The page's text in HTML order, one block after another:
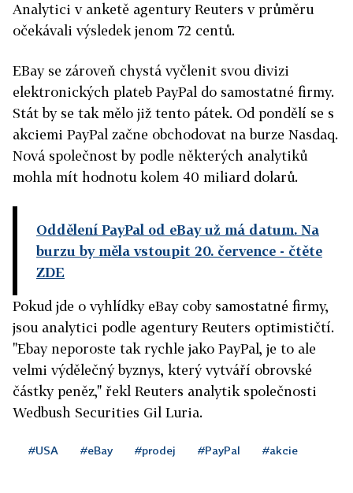
Analytici v anketě agentury Reuters v průměru
očekávali výsledek jenom 72 centů.
EBay se zároveň chystá vyčlenit svou divizi
elektronických plateb PayPal do samostatné firmy.
Stát by se tak mělo již tento pátek. Od pondělí se s
akciemi PayPal začne obchodovat na burze Nasdaq.
Nová společnost by podle některých analytiků
mohla mít hodnotu kolem 40 miliard dolarů.
Oddělení PayPal od eBay už má datum. Na
burzu by měla vstoupit 20. července - čtěte
ZDE
Pokud jde o vyhlídky eBay coby samostatné firmy,
jsou analytici podle agentury Reuters optimističtí.
"Ebay neporoste tak rychle jako PayPal, je to ale
velmi výdělečný byznys, který vytváří obrovské
částky peněz," řekl Reuters analytik společnosti
Wedbush Securities Gil Luria.
#USA #eBay #prodej #PayPal #akcie